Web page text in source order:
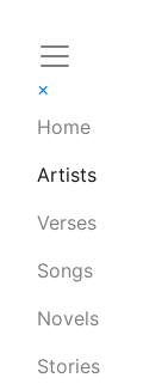
×
Home
Artists
Verses
Songs
Novels
Stories